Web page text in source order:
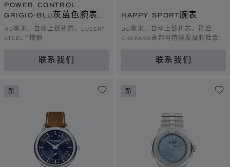
POWER CONTROL
GRIGIO-BLU灰蓝色腕表 –
2026竞速款
43毫米、自动上链机芯、LUCENT
STEEL™精钢
联系我们
HAPPY SPORT腕表
30毫米、自动上链机芯、符合
CHOPARD萧邦可持续发展和社会责
STEEL™精钢、钻石
联系我们
新 新